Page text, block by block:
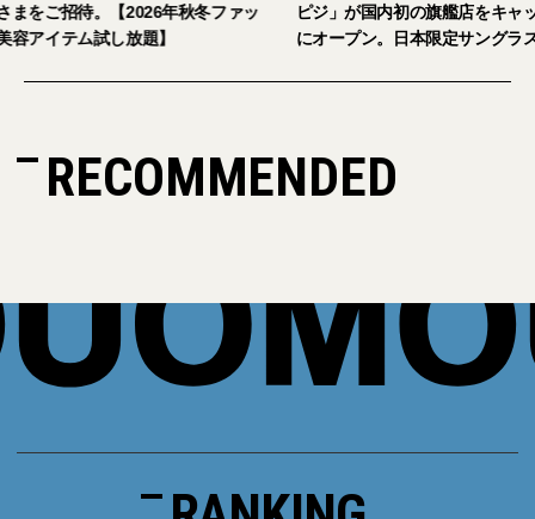
読者の皆さまをご招待。【2026年秋冬ファッ
ション＆美容アイテム試し放題】
ピジ」が国内初の
にオープン。日本
RECOMMENDED